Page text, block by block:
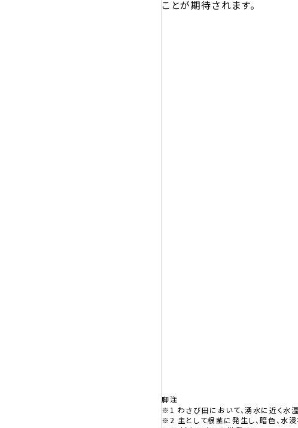
ことが期待されます。
脚注
※1 わさび田において、湧水に近く水温
※2 主として根茎に発生し、暗色、水